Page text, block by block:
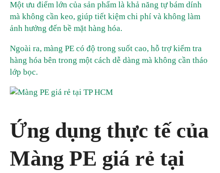
Một ưu điểm lớn của sản phẩm là khả năng tự bám dính
mà không cần keo, giúp tiết kiệm chi phí và không làm
ảnh hưởng đến bề mặt hàng hóa.
Ngoài ra, màng PE có độ trong suốt cao, hỗ trợ kiểm tra
hàng hóa bên trong một cách dễ dàng mà không cần tháo
lớp bọc.
Ứng dụng thực tế của
Màng PE giá rẻ tại